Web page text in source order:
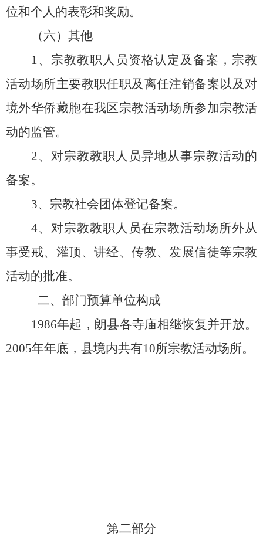
位和个人的表彰和奖励。
（六）其他
1、宗教教职人员资格认定及备案，宗教
活动场所主要教职任职及离任注销备案以及对
境外华侨藏胞在我区宗教活动场所参加宗教活
动的监管。
2、对宗教教职人员异地从事宗教活动的
备案。
3、宗教社会团体登记备案。
4、对宗教教职人员在宗教活动场所外从
事受戒、灌顶、讲经、传教、发展信徒等宗教
活动的批准。
二、部门预算单位构成
1986年起，朗县各寺庙相继恢复并开放。
2005年年底，县境内共有10所宗教活动场所。
第二部分